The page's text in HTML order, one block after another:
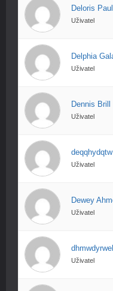
Deloris Paul
Uživatel
Delphia
Uživatel
Dennis Brill
Uživatel
Uživatel
Dewey
Uživatel
Uživatel